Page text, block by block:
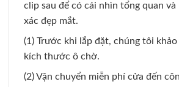
clip sau để có cái nhìn tổng quan và
xác đẹp mắt.
(1) Trước khi lắp đặt, chúng tôi
kích thước ô chờ.
(2) Vận chuyển miễn phí cửa đến